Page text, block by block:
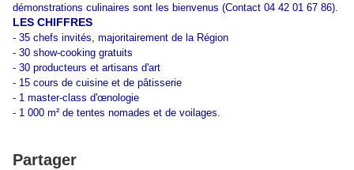
démonstrations culinaires sont les bienvenus (Contact 04 42 01 67 86).
LES CHIFFRES
- 35 chefs invités, majoritairement de la Région
- 30 show-cooking gratuits
- 30 producteurs et artisans d'art
- 15 cours de cuisine et de pâtisserie
- 1 master-class d'œnologie
- 1 000 m² de tentes nomades et de voilages.
Partager